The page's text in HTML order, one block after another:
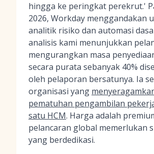
hingga ke peringkat perekrut.'
2026, Workday menggandakan
analitik risiko dan automasi
analisis kami menunjukkan
mengurangkan masa
secara purata sebanyak 40%
oleh pelaporan bersatunya. Ia
organisasi yang
pematuhan pengambilan
satu HCM. Harga adalah
pelancaran global memerlukan
yang berdedikasi.